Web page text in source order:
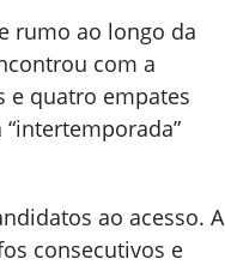
rumo ao longo da
com a
e quatro empates
ao acesso. A
consecutivos e